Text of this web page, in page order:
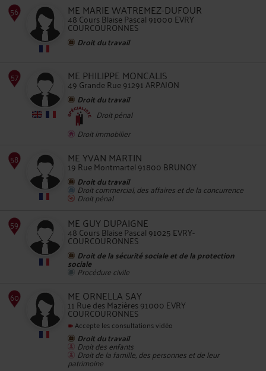
54
ME MARIE WATREMEZ-DUFOUR
48 Cours Blaise Pascal 91000 EVRY
COURCOURONNES
Droit du travail
ME PHILIPPE MONCALIS
49 Grande Rue 91291 ARPAJON
Droit du travail
Droit pénal
Droit immobilier
ME YVAN MARTIN
19 Rue Montmartel 91800 BRUNOY
Droit du travail
Droit commercial, des affaires et de la concurrence
Droit pénal
ME GUY DUPAIGNE
48 Cours Blaise Pascal 91025 EVRY-
COURCOURONNES
Droit de la sécurité sociale et de la protection
sociale
Procédure civile
ME ORNELLA SAY
11 Rue des Mazières 91000 EVRY
COURCOURONNES
Accepte les consultations vidéo
Droit du travail
Droit des enfants
Droit de la famille, des personnes et de leur
patrimoine